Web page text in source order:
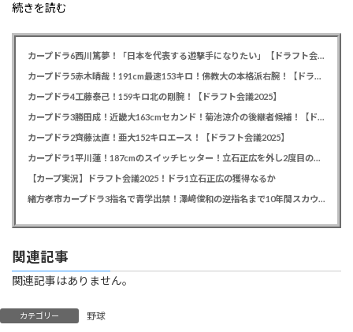
続きを読む
カープドラ6西川篤夢！「日本を代表する遊撃手になりたい」【ドラフト会議2025】
カープドラ5赤木晴哉！191cm最速153キロ！佛教大の本格派右腕！【ドラフト会議2025】
カープドラ4工藤泰己！159キロ北の剛腕！【ドラフト会議2025】
カープドラ3勝田成！近畿大163cmセカンド！菊池涼介の後継者候補！【ドラフト会議2025】
カープドラ2齊藤汰直！亜大152キロエース！【ドラフト会議2025】
カープドラ1平川蓮！187cmのスイッチヒッター！立石正広を外し2度目の重複も新井監督がクジを引き当てる！【ドラフト会議2025】
【カープ実況】ドラフト会議2025！ドラ1立石正広の獲得なるか
緒方孝市カープドラ3指名で青学出禁！澤﨑俊和の逆指名まで10年間スカウト出禁
関連記事
関連記事はありません。
カテゴリー 野球